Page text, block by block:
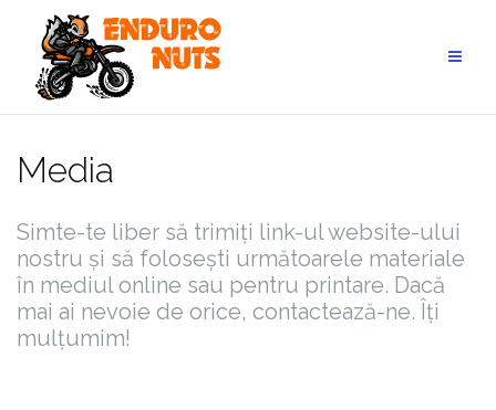
content
Media
Simte-te liber să trimiți link-ul website-ului
nostru și să folosești următoarele materiale
în mediul online sau pentru printare. Dacă
mai ai nevoie de orice, contactează-ne. Îți
mulțumim!